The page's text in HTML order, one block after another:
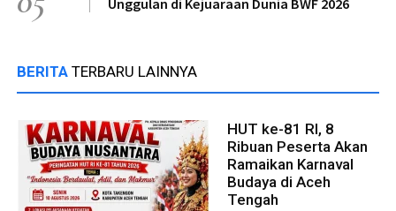
BERITA TERBARU LAINNYA
HUT ke-81 RI, 8
Ribuan Peserta Akan
Ramaikan Karnaval
Budaya di Aceh
Tengah